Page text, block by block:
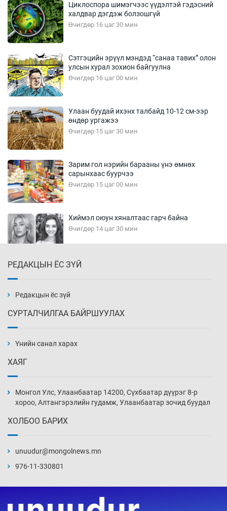
Циклоспора шимэгчээс үүдэлтэй гэдэсний
халдвар дэгдэж болзошгүй
Өчигдөр 16 цаг 30 мин
Сэтгэцийн эрүүл мэндэд “санаа тавих” олон
улсын хурал зохион байгуулна
Өчигдөр 16 цаг 00 мин
Улаан буудай ихэнх талбайд 10-12 см-ээр
өндөр ургажээ
Өчигдөр 15 цаг 30 мин
Зарим гол нэрийн барааны үнэ өмнөх
сарынхаас буурчээ
Өчигдөр 15 цаг 00 мин
Хиймэл оюун хяналтаас гарч байна
Өчигдөр 14 цаг 30 мин
Өчигдөр 14 цаг 00 мин
нэмэгджээ
Өчигдөр 13 цаг 30 мин
Өчигдөр 13 цаг 00 мин
Өчигдөр 12 цаг 30 мин
РЕДАКЦЫН ЁС ЗҮЙ
Редакцын ёс зүй
СУРТАЛЧИЛГАА БАЙРШУУЛАХ
Үнийн санал харах
ХАЯГ
Монгол Улс, Улаанбаатар 14200, Сүхбаатар дүүрэг 8-р
хороо, Алтангэрэлийн гудамж, Улаанбаатар зочид буудал
ХОЛБОО БАРИХ
unuudur@mongolnews.mn
976-11-330801